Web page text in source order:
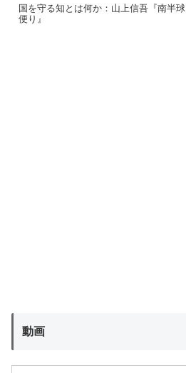
国を守る知とは何か：山上信吾『南半球
便り』
動画